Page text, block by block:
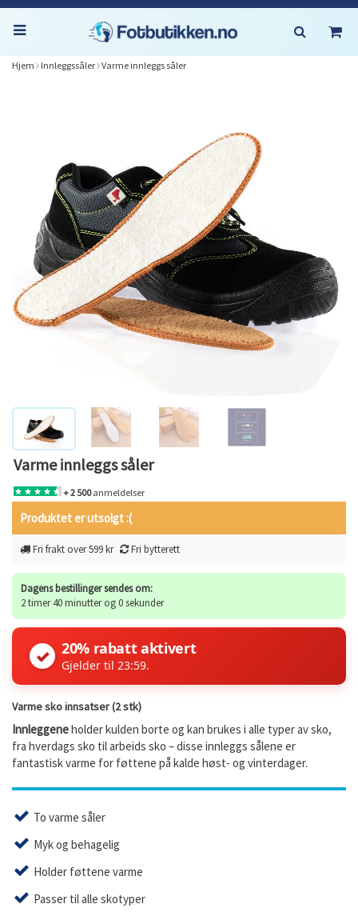
Hjem Innleggssåler Varme innleggs såler
Varme innleggs såler
+ 2 500anmeldelser
Produktet er utsolgt :(
Fri frakt over 599 kr Fri bytterett
Dagens bestillinger sendes om:
2 timer 39 minutter og 59 sekunder
✓ 20% rabatt aktivert
Gjelder til 23:59.
Varme sko innsatser (2 stk)
Innleggeneholder kulden borte og kan brukes i alle typer av sko,
fra hverdags sko til arbeids sko – disse innleggs sålene er
fantastisk varme for føttene på kalde høst- og vinterdager.
To varme såler
Myk og behagelig
Holder føttene varme
Passer til alle skotyper